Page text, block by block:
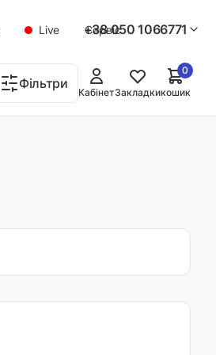
Live Сервіс
+38 050 1066771
Фільтри
КабінетЗакладкикошик
0